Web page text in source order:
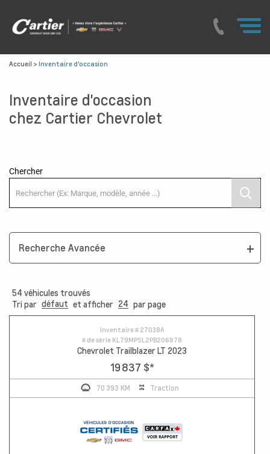
Accueil > Inventaire d'occasion
Inventaire d'occasion
chez Cartier Chevrolet
Chercher
Recherche Avancée
54 véhicules trouvés
Tri par défaut et afficher 24 par page
Inventaire # 27038A
# de série KL79MPSL2PB206878
Chevrolet Trailblazer LT 2023
19 837 $*
70 393 KM Traction